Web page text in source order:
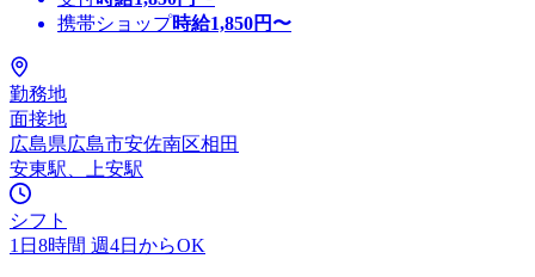
携帯ショップ時給1,850円〜
勤務地
面接地
広島県広島市安佐南区相田
安東駅、上安駅
シフト
1日8時間 週4日からOK